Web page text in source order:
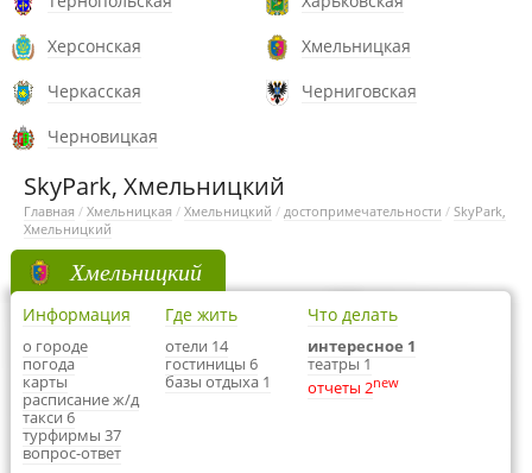
Херсонская
Хмельницкая
Черкасская
Черниговская
Черновицкая
SkyPark, Хмельницкий
Главная / Хмельницкая / Хмельницкий / достопримечательности / SkyPark,
Хмельницкий
Хмельницкий
Информация
о городе
погода
карты
расписание ж/д
такси 6
турфирмы 37
вопрос-ответ
Где жить
отели 14
гостиницы 6
базы отдыха 1
Что делать
интересное 1
театры 1
отчеты 2new